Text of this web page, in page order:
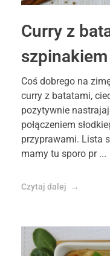
Curry z
szpinakiem
Coś dobrego na
curry z batatami,
pozytywnie
połączeniem
przyprawami. Lista
mamy tu sporo pr ...
Czytaj dalej